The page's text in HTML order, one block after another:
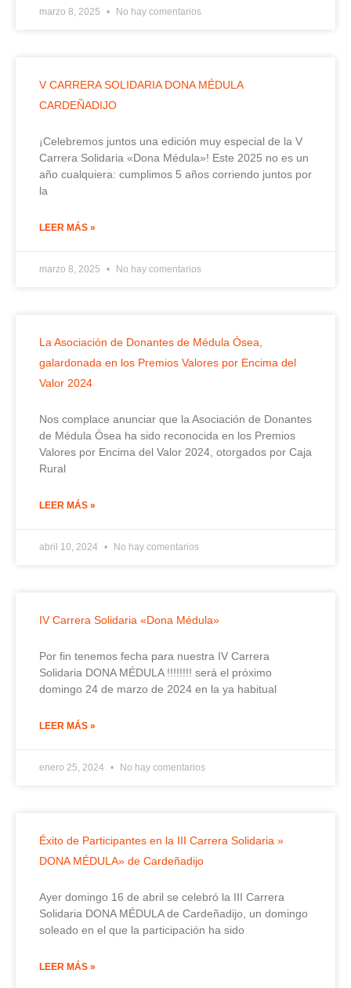
marzo 8, 2025 No hay comentarios
V CARRERA SOLIDARIA DONA MÉDULA
CARDEÑADIJO
¡Celebremos juntos una edición muy especial de la V
Carrera Solidaria «Dona Médula»! Este 2025 no es un
año cualquiera: cumplimos 5 años corriendo juntos por
la
LEER MÁS »
marzo 8, 2025 No hay comentarios
La Asociación de Donantes de Médula Ósea,
galardonada en los Premios Valores por Encima del
Valor 2024
Nos complace anunciar que la Asociación de Donantes
de Médula Ósea ha sido reconocida en los Premios
Valores por Encima del Valor 2024, otorgados por Caja
Rural
LEER MÁS »
abril 10, 2024 No hay comentarios
IV Carrera Solidaria «Dona Médula»
Por fin tenemos fecha para nuestra IV Carrera
Solidaria DONA MÉDULA !!!!!!!! será el próximo
domingo 24 de marzo de 2024 en la ya habitual
LEER MÁS »
enero 25, 2024 No hay comentarios
Éxito de Participantes en la III Carrera Solidaria »
DONA MÉDULA» de Cardeñadijo
Ayer domingo 16 de abril se celebró la III Carrera
Solidaria DONA MÉDULA de Cardeñadijo, un domingo
soleado en el que la participación ha sido
LEER MÁS »